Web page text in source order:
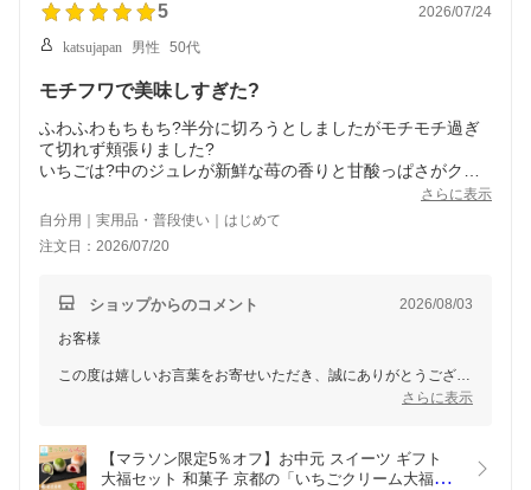
子を心を込めてお届けしてまいります。
またのご利用をスタッフ一同、心よりお待ちしております。
京都 龍安寺 京菓子老舗 笹屋昌園
5 2026/07/24
katsujapan 男性 50代
モチフワで美味しすぎた?
ふわふわもちもち?半分に切ろうとしましたがモチモチ過ぎ
て切れず頬張りました?
いちごは?中のジュレが新鮮な苺の香りと甘酸っぱさがクリ
抹茶は抹茶クリームの苦甘さとクリームが相俟って美味しか
ったです?
お餅の厚みもあって食べ応えもあり満足でした??
さらに表示
自分用｜実用品・普段使い｜はじめて
注文日：2026/07/20
ショップからのコメント 2026/08/03
お客様
この度は嬉しいお言葉をお寄せいただき、誠にありがとうござい
わいをお楽しみいただけたとのこと、大変嬉しく拝見いたしまし
た。
さらに表示
【マラソン限定5％オフ】お中元 スイーツ ギフト
大福セット 和菓子 京都の「いちごクリーム大福＆